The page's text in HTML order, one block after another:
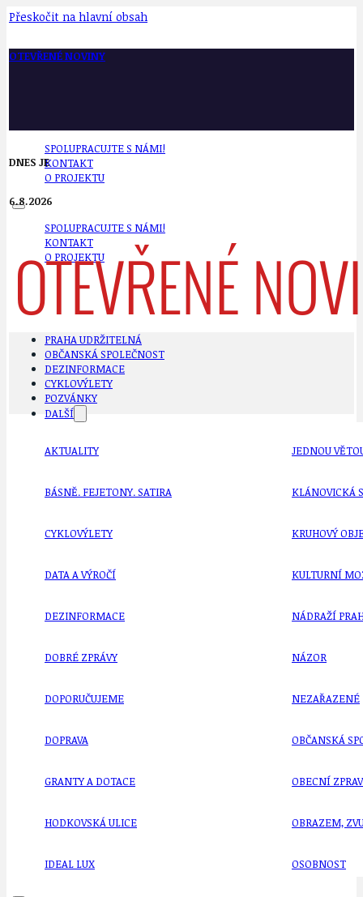
Přeskočit na hlavní obsah
OTEVŘENÉ NOVINY
SPOLUPRACUJTE S NÁMI!
KONTAKT
O PROJEKTU
SPOLUPRACUJTE S NÁMI!
KONTAKT
O PROJEKTU
DNES JE
6.8.2026
PRAHA UDRŽITELNÁ
OBČANSKÁ SPOLEČNOST
DEZINFORMACE
CYKLOVÝLETY
POZVÁNKY
DALŠÍ
AKTUALITY
BÁSNĚ. FEJETONY. SATIRA
CYKLOVÝLETY
DATA A VÝROČÍ
DEZINFORMACE
DOBRÉ ZPRÁVY
DOPORUČUJEME
DOPRAVA
GRANTY A DOTACE
HODKOVSKÁ ULICE
IDEAL LUX
JEDNOU
KLÁNOVICKÁ
KRUHOVÝ
KULTURNÍ
NÁDRAŽÍ
NÁZOR
NEZAŘAZENÉ
OBČANSKÁ
OBECNÍ
OBRAZEM,
OSOBNOST